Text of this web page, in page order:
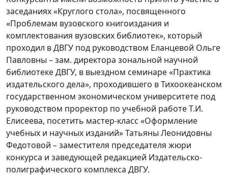
заседаниях «Круглого стола», посвященного
«Проблемам вузовского книгоиздания и
комплектования вузовских библиотек», который
проходил в ДВГУ под руководством Еланцевой Ольге
Павловны – зам. директора зональной научной
библиотеке ДВГУ, в выездном семинаре «Практика
издательского дела», проходившего в Тихоокеанском
государственном экономическом университете под
руководством проректор по учебной работе Т.И.
Елисеева, посетить мастер-класс «Оформление
учебных и научных изданий» Татьяны Леонидовны
Федотовой – заместителя председателя жюри
конкурса и заведующей редакцией Издательско-
полиграфического комплекса ДВГУ.